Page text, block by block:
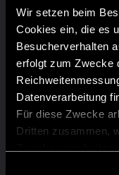
Wir setzen beim
Cookies ein, die es
Besucherverhalten
erfolgt zum Zwecke
Datenverarbeitung
Für diese Zwecke
Dritten zusammen,
alles aan.